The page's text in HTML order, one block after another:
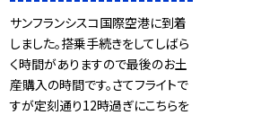
サンフランシスコ国際空港に到着
しました。搭乗手続きをしてしばら
く時間がありますので最後のお土
産購入の時間です。さてフライトで
すが定刻通り12時過ぎにこちらを